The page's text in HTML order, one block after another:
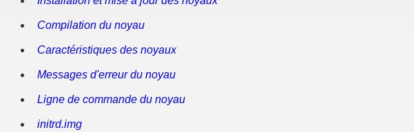
Compilation du noyau
Caractéristiques des noyaux
Messages d'erreur du noyau
Ligne de commande du noyau
initrd.img